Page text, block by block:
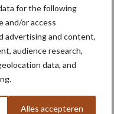
for the following
and/or access
advertising and content,
audience research,
data, and
Alles accepteren
Partner nieuws